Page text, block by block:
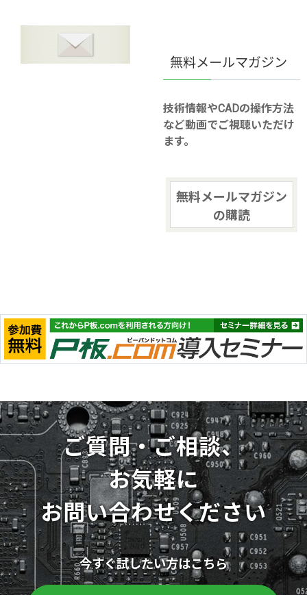
無料メールマガジン
技術情報やCADの操作方法
など動画でご視聴いただけ
ます。
無料メールマガジン
の購読
ご質問・ご相談、
お気軽に
お問い合わせください
今すぐ試したい方はこちら